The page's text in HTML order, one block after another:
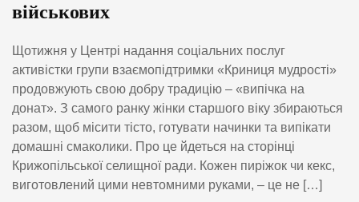
військових
Щотижня у Центрі надання соціальних послуг
активістки групи взаємопідтримки «Криниця мудрості»
продовжують свою добру традицію – «випічка на
донат». З самого ранку жінки старшого віку збираються
разом, щоб місити тісто, готувати начинки та випікати
домашні смаколики. Про це йдеться на сторінці
Крижопільської селищної ради. Кожен пиріжок чи кекс,
виготовлений цими невтомними руками, – це не […]